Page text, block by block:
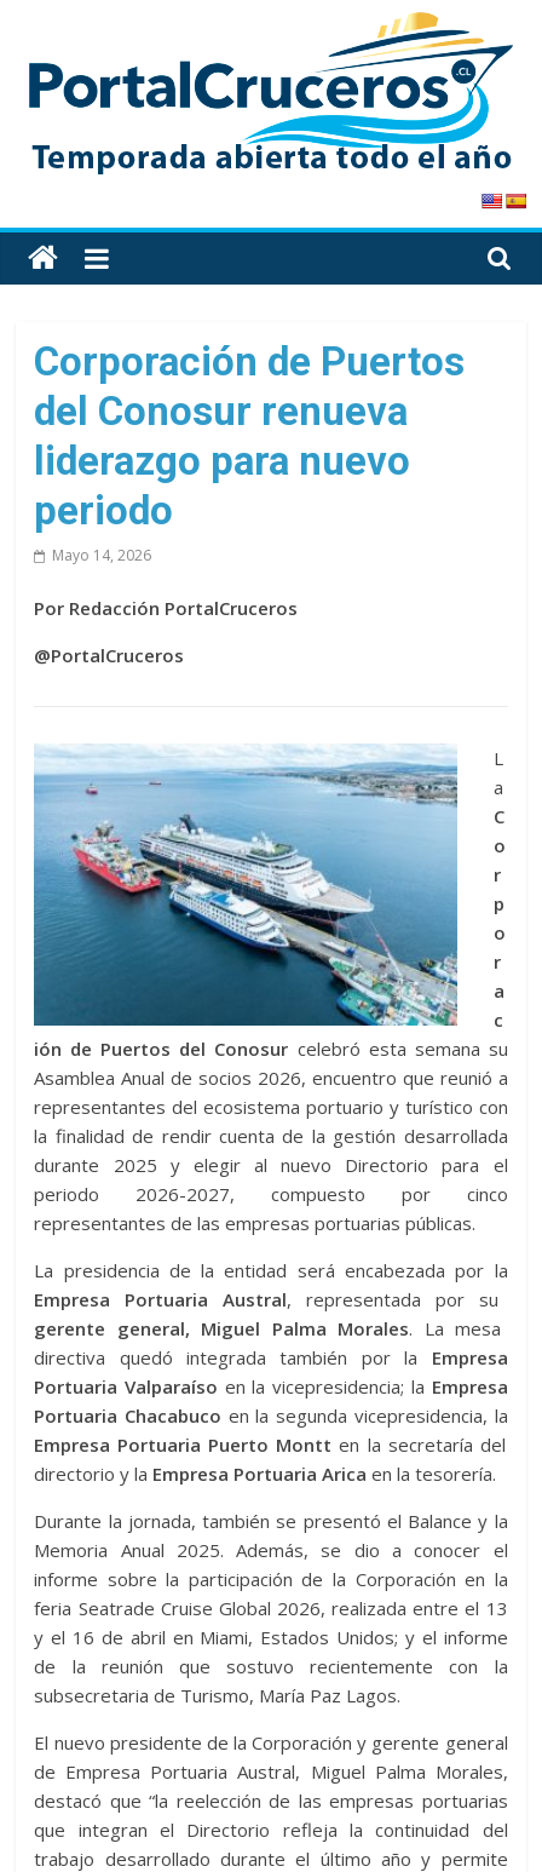
content
PortalCruceros
Toda
la
de
cruceros
en
un
Corporación de Puertos
del Conosur renueva
liderazgo para nuevo
periodo
Mayo 14, 2026
Por Redacción PortalCruceros
@PortalCruceros
L
a
C
o
r
p
o
r
a
c
ión de Puertos del Conosur celebró esta semana su
Asamblea Anual de socios 2026, encuentro que reunió a
representantes del ecosistema portuario y turístico con
la finalidad de rendir cuenta de la gestión desarrollada
durante 2025 y elegir al nuevo Directorio para el
periodo 2026-2027, compuesto por cinco
representantes de las empresas portuarias públicas.
La presidencia de la entidad será encabezada por la
Empresa Portuaria Austral, representada por su
gerente general, Miguel Palma Morales. La mesa
directiva quedó integrada también por la Empresa
Portuaria Valparaíso en la vicepresidencia; la Empresa
Portuaria Chacabuco en la segunda vicepresidencia, la
Empresa Portuaria Puerto Montt en la secretaría del
directorio y la Empresa Portuaria Arica en la tesorería.
Durante la jornada, también se presentó el Balance y la
Memoria Anual 2025. Además, se dio a conocer el
informe sobre la participación de la Corporación en la
feria Seatrade Cruise Global 2026, realizada entre el 13
y el 16 de abril en Miami, Estados Unidos; y el informe
de la reunión que sostuvo recientemente con la
subsecretaria de Turismo, María Paz Lagos.
El nuevo presidente de la Corporación y gerente general
de Empresa Portuaria Austral, Miguel Palma Morales,
destacó que “la reelección de las empresas portuarias
que integran el Directorio refleja la continuidad del
trabajo desarrollado durante el último año y permite